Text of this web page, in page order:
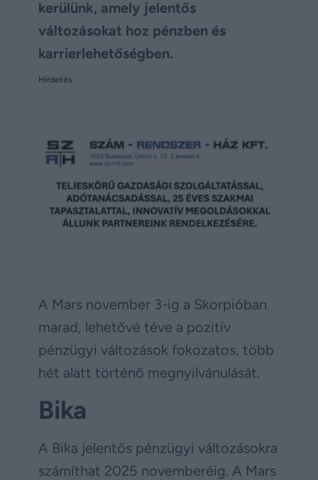
kerülünk, amely jelentős
változásokat hoz pénzben és
karrierlehetőségben.
Hirdetés
A Mars november 3-ig a Skorpióban
marad, lehetővé téve a pozitív
pénzügyi változások fokozatos, több
hét alatt történő megnyilvánulását.
Bika
A Bika jelentős pénzügyi változásokra
számíthat 2025 novemberéig. A Mars